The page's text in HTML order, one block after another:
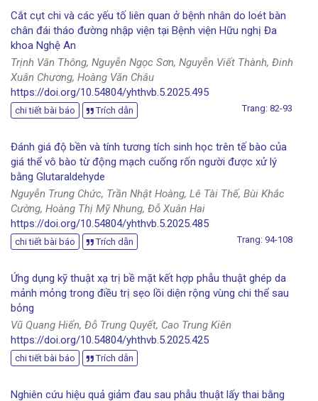
Cắt cụt chi và các yếu tố liên quan ở bệnh nhân do loét bàn
chân đái tháo đường nhập viện tại Bệnh viện Hữu nghị Đa
khoa Nghệ An
Trịnh Văn Thông, Nguyễn Ngọc Sơn, Nguyễn Viết Thành, Đinh
Xuân Chương, Hoàng Văn Châu
https://doi.org/10.54804/yhthvb.5.2025.495
chi tiết bài báo Trích dẫn Trang: 82-93
Đánh giá độ bền và tính tương tích sinh học trên tế bào của
giá thể vô bào từ động mạch cuống rốn người được xử lý
bằng Glutaraldehyde
Nguyễn Trung Chức, Trần Nhật Hoàng, Lê Tài Thế, Bùi Khắc
Cường, Hoàng Thị Mỹ Nhung, Đỗ Xuân Hai
https://doi.org/10.54804/yhthvb.5.2025.485
chi tiết bài báo Trích dẫn Trang: 94-108
Ứng dụng kỹ thuật xạ trị bề mặt kết hợp phẫu thuật ghép da
mảnh mỏng trong điều trị sẹo lồi diện rộng vùng chi thể sau
bỏng
Vũ Quang Hiển, Đỗ Trung Quyết, Cao Trung Kiên
https://doi.org/10.54804/yhthvb.5.2025.425
chi tiết bài báo Trích dẫn
Nghiên cứu hiệu quả giảm đau sau phẫu thuật lấy thai bằng